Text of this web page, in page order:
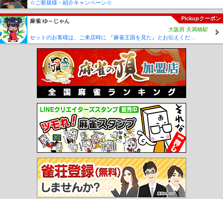
☆ご新規様・紹介キャンペーン☆
Pickupクーポン
麻雀 ゆ～じゃん
大阪府 天満橋駅